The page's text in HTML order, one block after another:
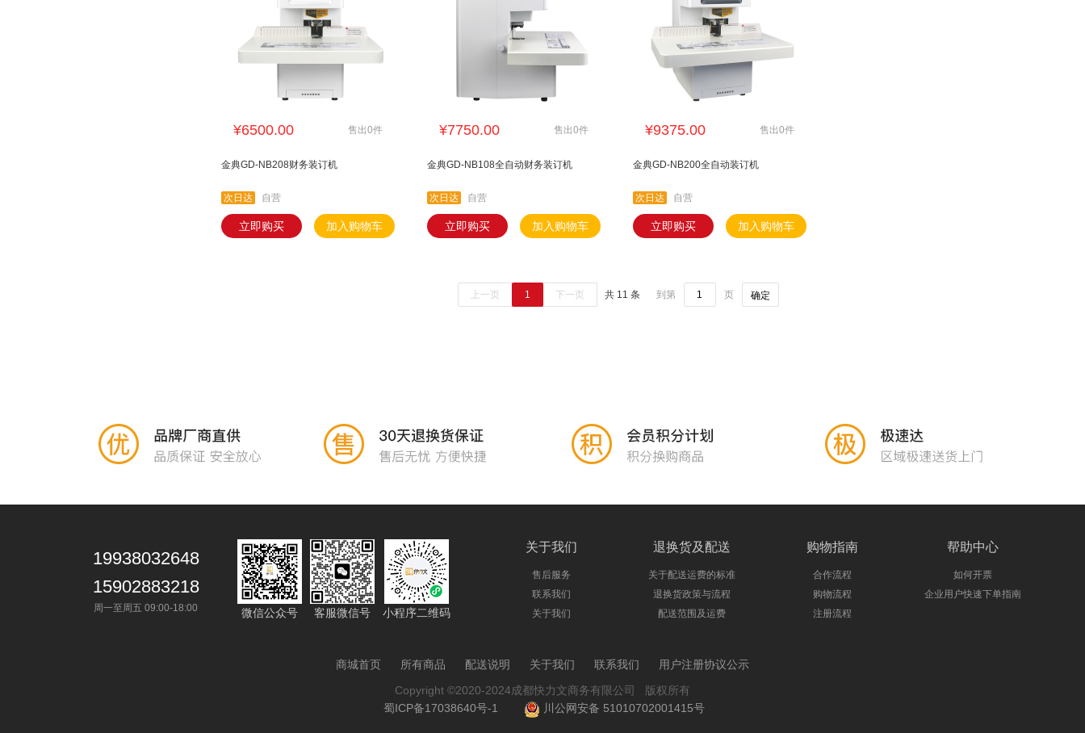
¥6500.00 售出0件
金典GD-NB208财务装订机
次日达 自营
立即购买 加入购物车
¥7750.00 售出0件
金典GD-NB108全自动财务装订机
次日达 自营
立即购买 加入购物车
¥9375.00 售出0件
金典GD-NB200全自动装订机
次日达 自营
立即购买 加入购物车
上一页 1 下一页 共 11 条 到第 页 确定
19938032648
15902883218
周一至周五 09:00-18:00 微信公众号 客服微信号 小程序二维码
关于我们
售后服务
联系我们
关于我们
退换货及配送
关于配送运费的标准
退换货政策与流程
配送范围及运费
购物指南
合作流程
购物流程
注册流程
帮助中心
如何开票
企业用户快速下单指南
商城首页 所有商品 配送说明 关于我们 联系我们
用户注册协议公示
Copyright ©2020-2024成都快力文商务有限公司 版权所有
蜀ICP备17038640号-1
川公网安备 51010702001415号